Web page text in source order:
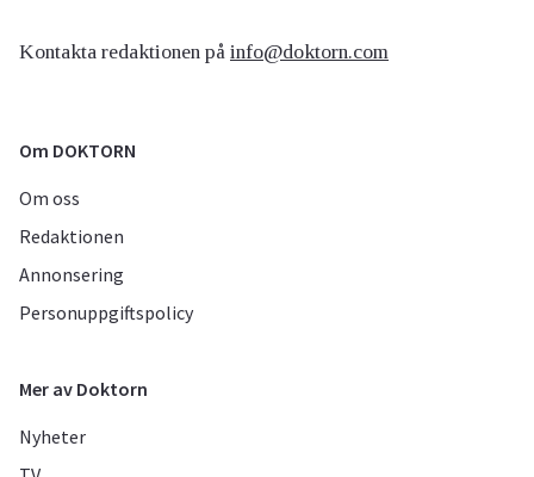
Kontakta redaktionen på info@doktorn.com
Om DOKTORN
Om oss
Redaktionen
Annonsering
Personuppgiftspolicy
Mer av Doktorn
Nyheter